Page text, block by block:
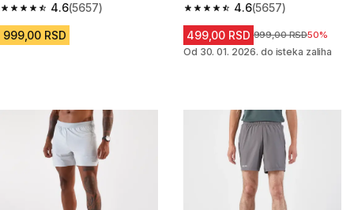
4.6
4.6 od 5 zvezdica from 5657 Recenzije
(5657)
999,00 RSD
4.6
4.6 od 5 zvezdica from 5657
(5657)
499,00 RSD Cena pre sniženja
999,00 RSD50%
Od 30. 01. 2026. do isteka zaliha